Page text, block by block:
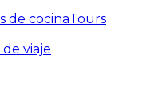
de cocinaTours
viaje